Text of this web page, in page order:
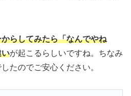
らしてみたら「なんでやね
いが起こるらしいですね。ちなみ
たのでご安心ください。